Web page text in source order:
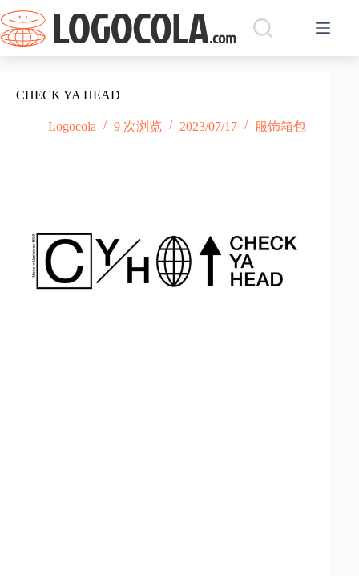
过
内
容
CHECK YA HEAD
Logocola 9 次浏览 2023/07/17 服饰箱包